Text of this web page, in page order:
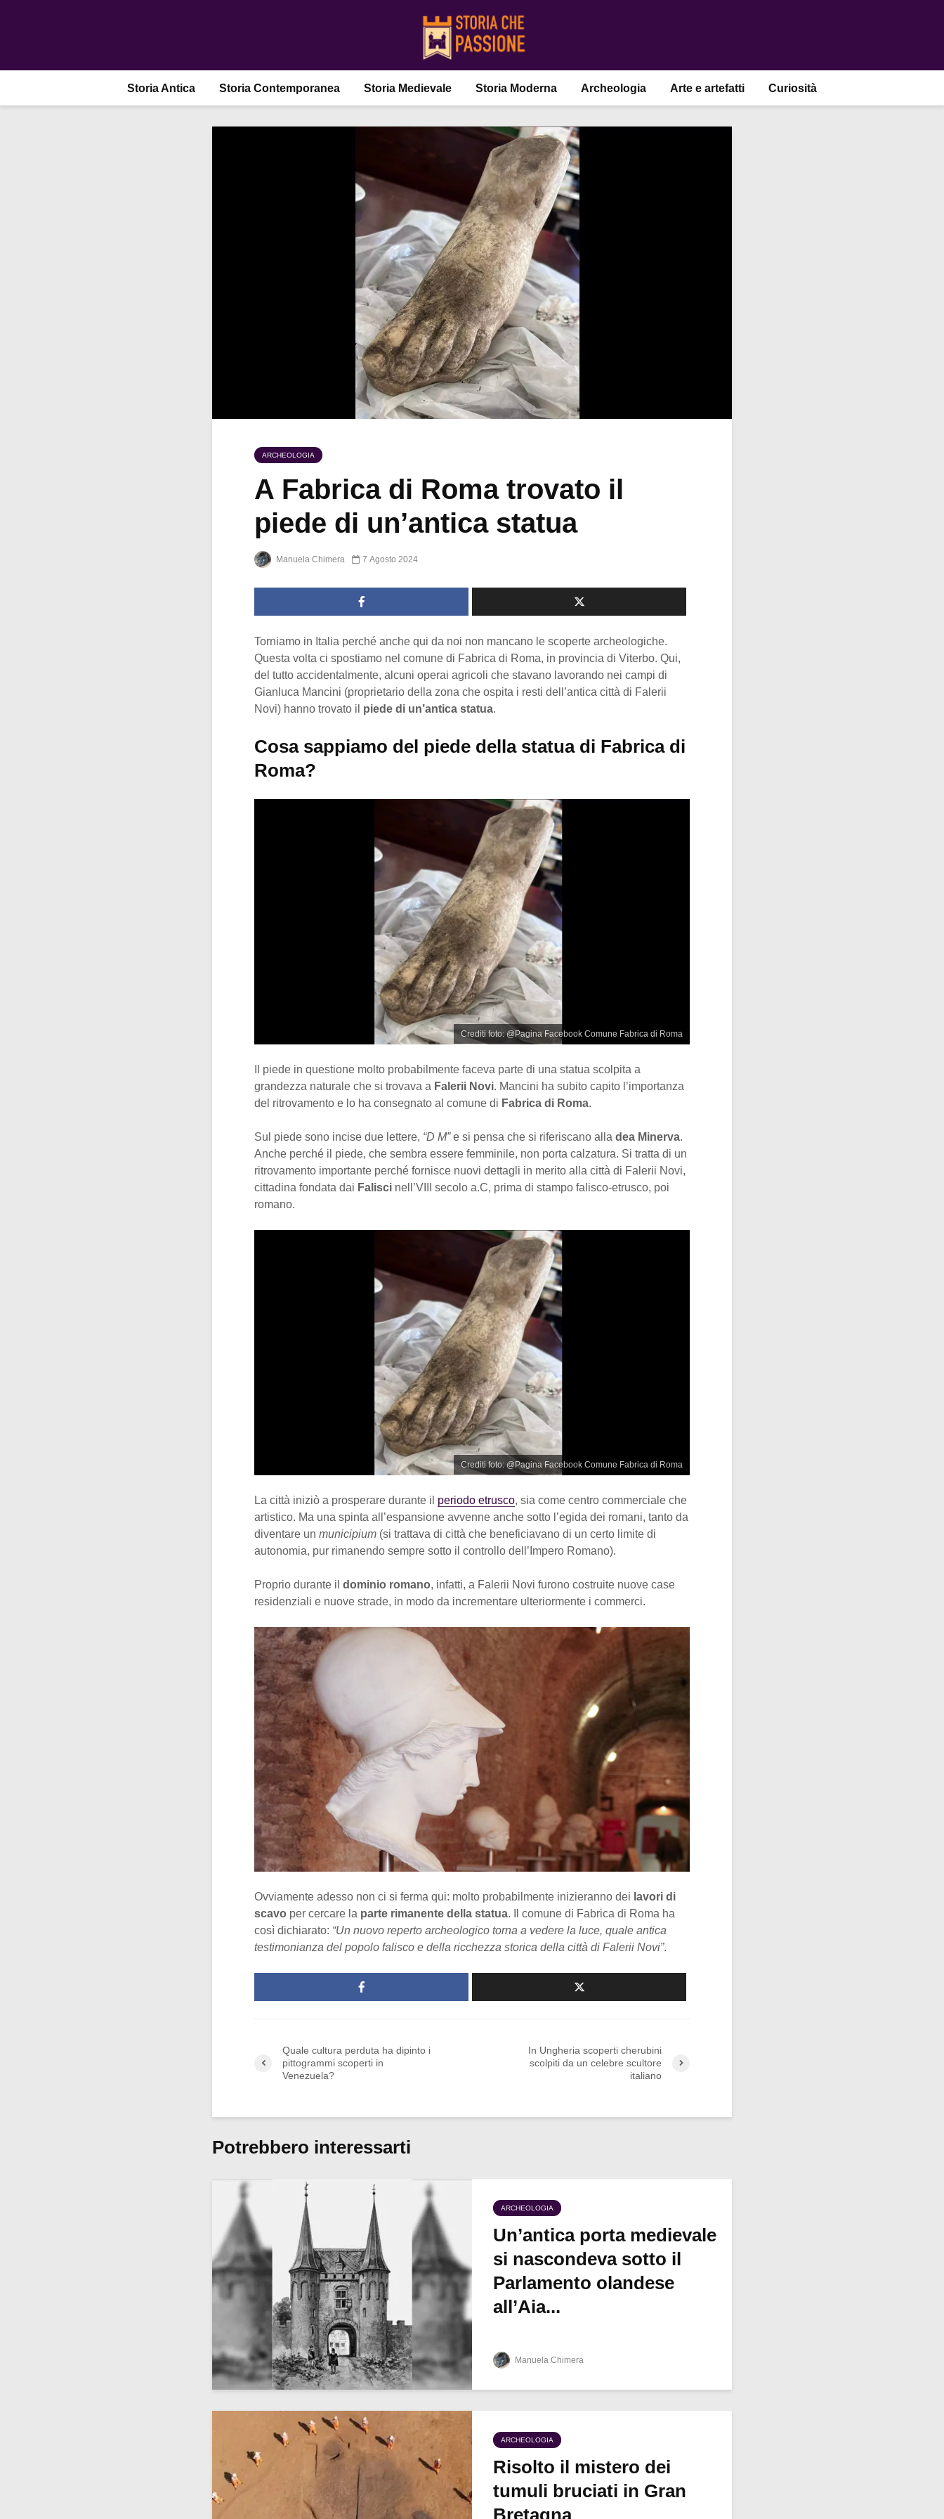
Storia Antica Storia Contemporanea Storia Medievale Storia Moderna Archeologia Arte e artefatti Curiosità
ARCHEOLOGIA
A Fabrica di Roma trovato il
piede di un’antica statua
Manuela Chimera 7 Agosto 2024
Torniamo in Italia perché anche qui da noi non mancano le scoperte archeologiche.
Questa volta ci spostiamo nel comune di Fabrica di Roma, in provincia di Viterbo. Qui,
del tutto accidentalmente, alcuni operai agricoli che stavano lavorando nei campi di
Gianluca Mancini (proprietario della zona che ospita i resti dell’antica città di Falerii
Novi) hanno trovato il piede di un’antica statua.
Cosa sappiamo del piede della statua di Fabrica di
Roma?
Crediti foto: @Pagina Facebook Comune Fabrica di Roma
Il piede in questione molto probabilmente faceva parte di una statua scolpita a
grandezza naturale che si trovava a Falerii Novi. Mancini ha subito capito l’importanza
del ritrovamento e lo ha consegnato al comune di Fabrica di Roma.
Sul piede sono incise due lettere, “D M”e si pensa che si riferiscano alla dea Minerva.
Anche perché il piede, che sembra essere femminile, non porta calzatura. Si tratta di un
ritrovamento importante perché fornisce nuovi dettagli in merito alla città di Falerii Novi,
cittadina fondata dai Falisci nell’VIII secolo a.C, prima di stampo falisco-etrusco, poi
romano.
Crediti foto: @Pagina Facebook Comune Fabrica di Roma
La città iniziò a prosperare durante il periodo etrusco, sia come centro commerciale che
artistico. Ma una spinta all’espansione avvenne anche sotto l’egida dei romani, tanto da
diventare un municipium (si trattava di città che beneficiavano di un certo limite di
autonomia, pur rimanendo sempre sotto il controllo dell’Impero Romano).
Proprio durante il dominio romano, infatti, a Falerii Novi furono costruite nuove case
residenziali e nuove strade, in modo da incrementare ulteriormente i commerci.
Ovviamente adesso non ci si ferma qui: molto probabilmente inizieranno dei lavori di
scavo per cercare la parte rimanente della statua. Il comune di Fabrica di Roma ha
così dichiarato: “Un nuovo reperto archeologico torna a vedere la luce, quale antica
testimonianza del popolo falisco e della ricchezza storica della città di Falerii Novi”.
Quale cultura perduta ha dipinto i
pittogrammi scoperti in
Venezuela?
In Ungheria scoperti cherubini
scolpiti da un celebre scultore
italiano
Potrebbero interessarti
ARCHEOLOGIA
Un’antica porta medievale
si nascondeva sotto il
Parlamento olandese
all’Aia...
Manuela Chimera
ARCHEOLOGIA
Risolto il mistero dei
tumuli bruciati in Gran